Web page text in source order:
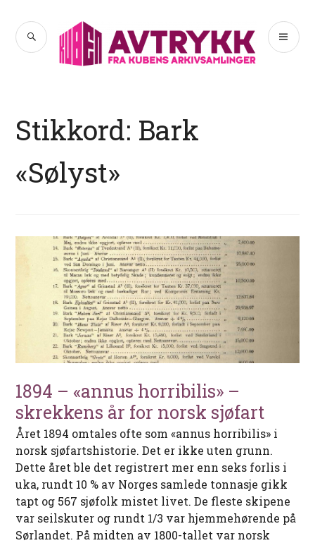
innhold
Avtrykk
SØK
Stikkord: Bark
«Sølyst»
1894 – «annus horribilis» –
skrekkens år for norsk sjøfart
Året 1894 omtales ofte som «annus horribilis» i
norsk sjøfartshistorie. Det er ikke uten grunn.
Dette året ble det registrert mer enn seks forlis i
uka, rundt 10 % av Norges samlede tonnasje gikk
tapt og 567 sjøfolk mistet livet. De fleste skipene
var seilskuter og rundt 1/3 var hjemmehørende på
Sørlandet. På midten av 1800-tallet var norsk